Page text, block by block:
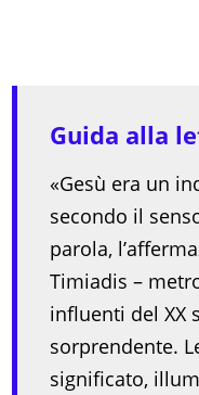
Guida alla
«Gesù era un
secondo il
parola,
Timiadis –
influenti del XX
sorprendente.
significato,